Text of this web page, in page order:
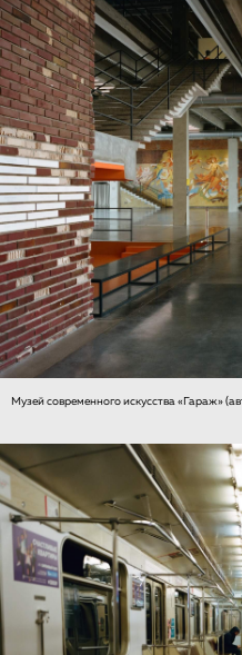
Музей современного искусства «Гараж»